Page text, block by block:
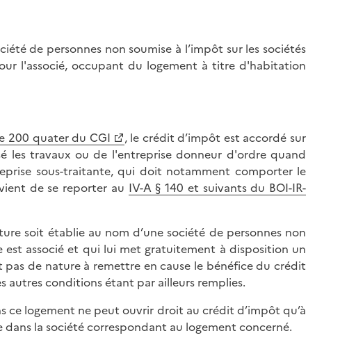
de personnes non soumise à l’impôt sur les sociétés
l'associé, occupant du logement à titre d'habitation
200 quater du CGI
, le crédit d’impôt est accordé sur
les travaux ou de l'entreprise donneur d'ordre quand
sous-traitante, qui doit notamment comporter le
de se reporter au IV-A § 140 et suivants du BOI-IR-
soit établie au nom d’une société de personnes non
associé et qui lui met gratuitement à disposition un
de nature à remettre en cause le bénéfice du crédit
autres conditions étant par ailleurs remplies.
ce logement ne peut ouvrir droit au crédit d’impôt qu’à
la société correspondant au logement concerné.